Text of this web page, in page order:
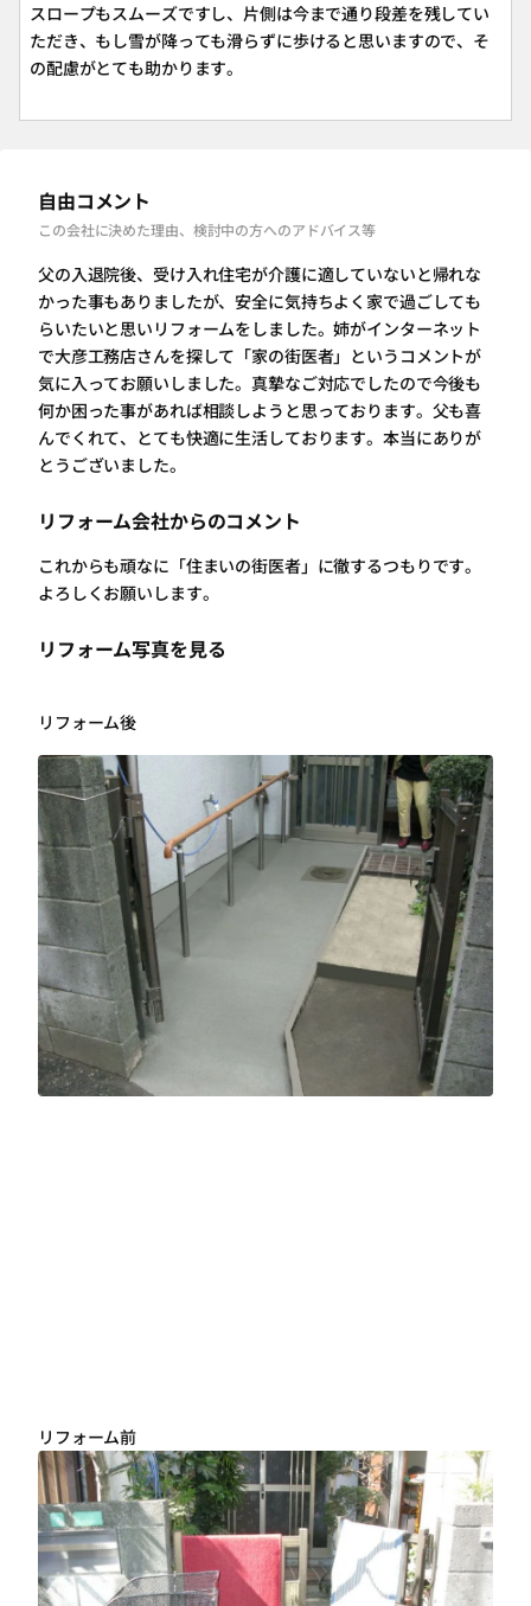
スロープもスムーズですし、片側は今まで通り段差を残してい
ただき、もし雪が降っても滑らずに歩けると思いますので、そ
の配慮がとても助かります。
自由コメント
この会社に決めた理由、検討中の方へのアドバイス等
父の入退院後、受け入れ住宅が介護に適していないと帰れな
かった事もありましたが、安全に気持ちよく家で過ごしても
らいたいと思いリフォームをしました。姉がインターネット
で大彦工務店さんを探して「家の街医者」というコメントが
気に入ってお願いしました。真摯なご対応でしたので今後も
何か困った事があれば相談しようと思っております。父も喜
んでくれて、とても快適に生活しております。本当にありが
とうございました。
リフォーム会社からのコメント
これからも頑なに「住まいの街医者」に徹するつもりです。
よろしくお願いします。
リフォーム写真を見る
リフォーム後
リフォーム前